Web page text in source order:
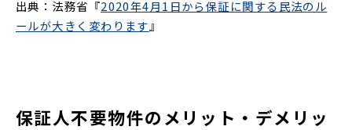
出典：法務省『2020年4月1日から保証に関する民法のル
ールが大きく変わります 』
保証人不要物件のメリット・デメリッ